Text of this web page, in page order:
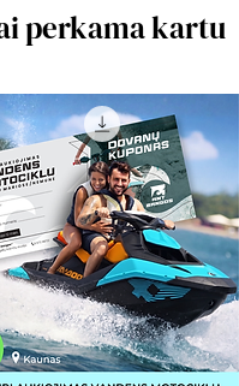
perkama kartu